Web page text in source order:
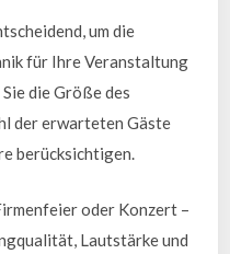
um die
für Ihre Veranstaltung
die Größe des
der erwarteten Gäste
berücksichtigen.
oder Konzert –
Lautstärke und